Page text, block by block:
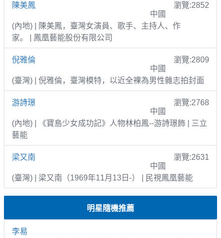
陳美鳳
瀏覽:2852
中國
(內地) | 陳美鳳，臺灣女演員、歌手、主持人、作
家。 | 鳳凰藝能股份有限公司
倪雅倫
瀏覽:2809
中國
(臺灣) | 倪雅倫，臺灣模特，以近全裸為男性雜志拍封面
游詩璟
瀏覽:2768
中國
(內地) | 《寶島少女成功記》人物林柏鳳--游詩璟飾 | 三立
藝能
梁又南
瀏覽:2631
中國
(臺灣) | 梁又南（1969年11月13日-） | 民視鳳凰藝能
明星隨機推薦
李易